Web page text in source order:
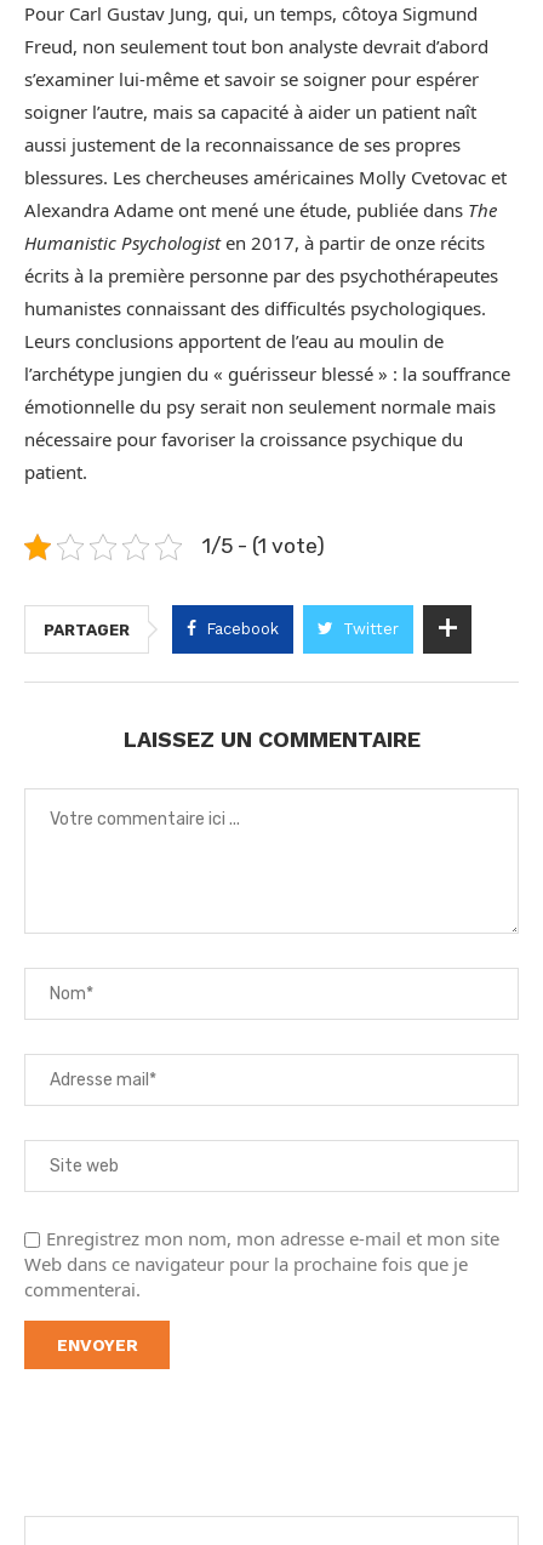
Pour Carl Gustav Jung, qui, un temps, côtoya Sigmund
Freud, non seulement tout bon analyste devrait d’abord
s’examiner lui-même et savoir se soigner pour espérer
soigner l’autre, mais sa capacité à aider un patient naît
aussi justement de la reconnaissance de ses propres
blessures. Les chercheuses américaines Molly Cvetovac et
Alexandra Adame ont mené une étude, publiée dans The
Humanistic Psychologisten 2017, à partir de onze récits
écrits à la première personne par des psychothérapeutes
humanistes connaissant des difficultés psychologiques.
Leurs conclusions apportent de l’eau au moulin de
l’archétype jungien du « guérisseur blessé » : la souffrance
émotionnelle du psy serait non seulement normale mais
nécessaire pour favoriser la croissance psychique du
patient.
1/5 - (1 vote)
PARTAGER Facebook Twitter
LAISSEZ UN COMMENTAIRE
Enregistrez mon nom, mon adresse e-mail et mon site
Web dans ce navigateur pour la prochaine fois que je
commenterai.